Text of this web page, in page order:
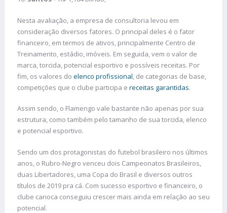
Nesta avaliação, a empresa de consultoria levou em
consideração diversos fatores. O principal deles é o fator
financeiro, em termos de ativos, principalmente Centro de
Treinamento, estádio, imóveis. Em seguida, vem o valor de
marca, torcida, potencial esportivo e possíveis receitas. Por
fim, os valores do elenco profissional, de categorias de base,
competições que o clube participa e receitas garantidas.
Assim sendo, o Flamengo vale bastante não apenas por sua
estrutura, como também pelo tamanho de sua torcida, elenco
e potencial esportivo.
Sendo um dos protagonistas do futebol brasileiro nos últimos
anos, o Rubro-Negro venceu dois Campeonatos Brasileiros,
duas Libertadores, uma Copa do Brasil e diversos outros
títulos de 2019 pra cá. Com sucesso esportivo e financeiro, o
clube carioca conseguiu crescer mais ainda em relação ao seu
potencial.